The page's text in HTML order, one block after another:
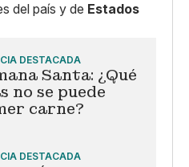
del país y de Estados
DESTACADA
Santa: ¿Qué
no se puede
carne?
DESTACADA